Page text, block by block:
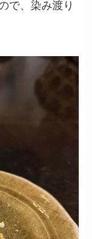
で、染み渡り